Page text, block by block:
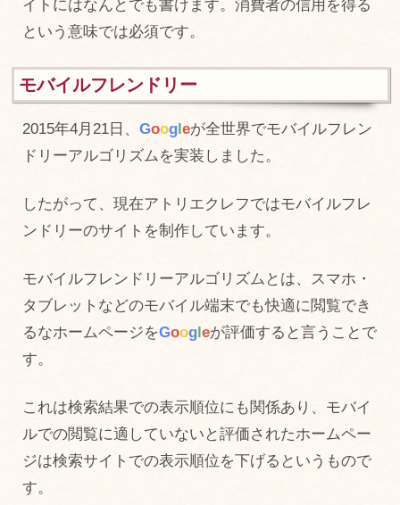
イトにはなんとでも書けます。消費者の信用を得る
という意味では必須です。
モバイルフレンドリー
2015年4月21日、Googleが全世界でモバイルフレン
ドリーアルゴリズムを実装しました。
したがって、現在アトリエクレフではモバイルフレ
ンドリーのサイトを制作しています。
モバイルフレンドリーアルゴリズムとは、スマホ・
タブレットなどのモバイル端末でも快適に閲覧でき
るなホームページをGoogleが評価すると言うことで
す。
これは検索結果での表示順位にも関係あり、モバイ
ルでの閲覧に適していないと評価されたホームペー
ジは検索サイトでの表示順位を下げるというもので
す。